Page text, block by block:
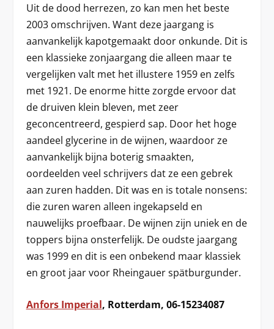
Uit de dood herrezen, zo kan men het beste
2003 omschrijven. Want deze jaargang is
aanvankelijk kapotgemaakt door onkunde. Dit is
een klassieke zonjaargang die alleen maar te
vergelijken valt met het illustere 1959 en zelfs
met 1921. De enorme hitte zorgde ervoor dat
de druiven klein bleven, met zeer
geconcentreerd, gespierd sap. Door het hoge
aandeel glycerine in de wijnen, waardoor ze
aanvankelijk bijna boterig smaakten,
oordeelden veel schrijvers dat ze een gebrek
aan zuren hadden. Dit was en is totale nonsens:
die zuren waren alleen ingekapseld en
nauwelijks proefbaar. De wijnen zijn uniek en de
toppers bijna onsterfelijk. De oudste jaargang
was 1999 en dit is een onbekend maar klassiek
en groot jaar voor Rheingauer spätburgunder.
Anfors Imperial, Rotterdam, 06-15234087